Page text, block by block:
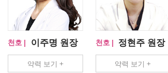
천호 | 이주명 원장
약력 보기 +
천호 | 정현주 원장
약력 보기 +